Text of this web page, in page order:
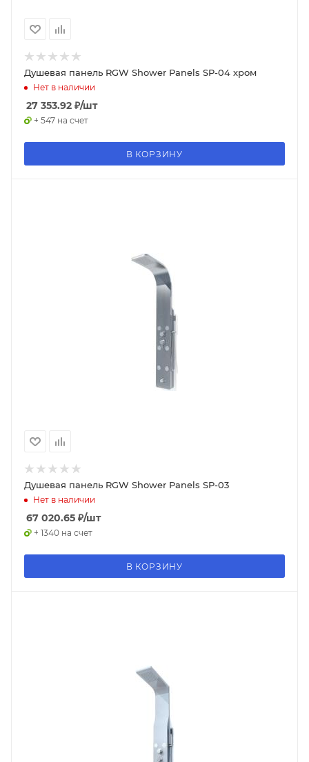
Душевая панель RGW Shower Panels SP-04 хром
Нет в наличии
27 353.92 ₽/шт
+ 547 на счет
В КОРЗИНУ
Душевая панель RGW Shower Panels SP-03
Нет в наличии
67 020.65 ₽/шт
+ 1340 на счет
В КОРЗИНУ